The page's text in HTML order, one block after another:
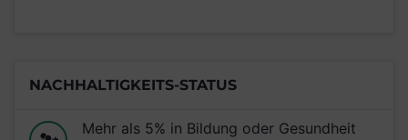
NACHHALTIGKEITS-STATUS
Mehr als 5% in Bildung oder Gesundheit